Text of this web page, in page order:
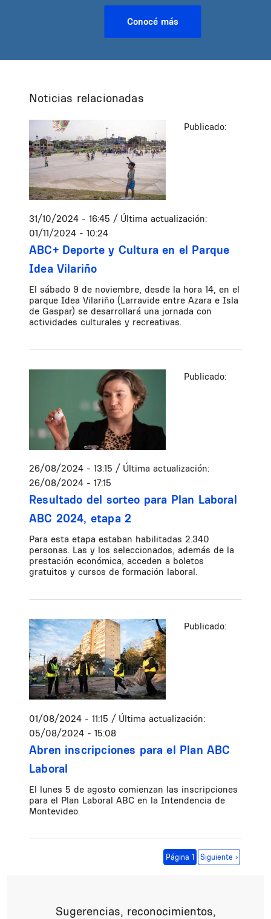
Conocé más
Noticias relacionadas
Publicado:
31/10/2024 - 16:45 / Última actualización:
01/11/2024 - 10:24
ABC+ Deporte y Cultura en el Parque
Idea Vilariño
El sábado 9 de noviembre, desde la hora 14, en el
parque Idea Vilariño (Larravide entre Azara e Isla
de Gaspar) se desarrollará una jornada con
actividades culturales y recreativas.
Publicado:
26/08/2024 - 13:15 / Última actualización:
26/08/2024 - 17:15
Resultado del sorteo para Plan Laboral
ABC 2024, etapa 2
Para esta etapa estaban habilitadas 2.340
personas. Las y los seleccionados, además de la
prestación económica, acceden a boletos
gratuitos y cursos de formación laboral.
Publicado:
01/08/2024 - 11:15 / Última actualización:
05/08/2024 - 15:08
Abren inscripciones para el Plan ABC
Laboral
El lunes 5 de agosto comienzan las inscripciones
para el Plan Laboral ABC en la Intendencia de
Montevideo.
Página 1 Siguiente página
Siguiente ›
Sugerencias, reconocimientos,